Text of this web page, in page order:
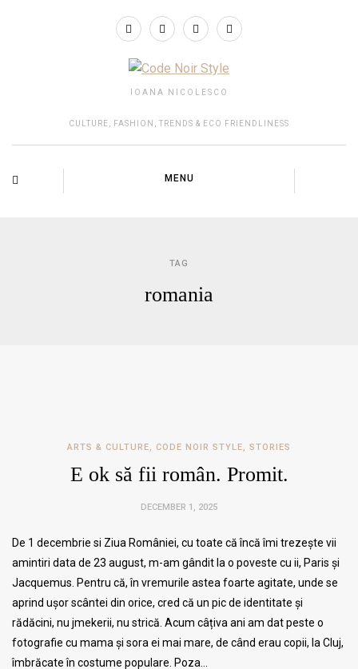
IOANA NICOLESCO
CULTURE, FASHION, TRENDS & ECO FRIENDLINESS
MENU
TAG
romania
ARTS & CULTURE, CODE NOIR STYLE, STORIES
E ok să fii român. Promit.
DECEMBER 1, 2025
De 1 decembrie si Ziua României, cu toate că încă îmi trezește vii
amintiri data de 23 august, m-am gândit la o poveste cu ii, Paris și
Jacquemus. Pentru că, în vremurile astea foarte agitate, unde se
aprind ușor scântei din orice, cred că un pic de identitate și
rădăcini, nu jmekerii, nu strică. Acum câțiva ani am dat peste o
fotografie cu mama și sora ei mai mare, de când erau copii, la Cluj,
îmbrăcate în costume populare. Poza…